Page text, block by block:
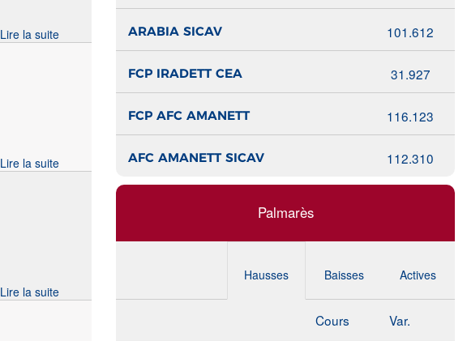
Lire la suite
Lire la suite
Lire la suite
ARABIA SICAV 101.612
FCP IRADETT CEA 31.927
FCP AFC AMANETT 116.123
AFC AMANETT SICAV 112.310
Palmarès
Actives
Baisses
Hausses
Cours Var.